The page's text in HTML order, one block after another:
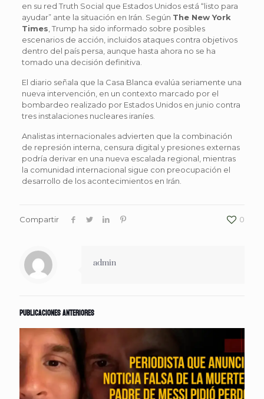
en su red Truth Social que Estados Unidos está “listo para
ayudar” ante la situación en Irán. Según The New York
Times , Trump ha sido informado sobre posibles
escenarios de acción, incluidos ataques contra objetivos
dentro del país persa, aunque hasta ahora no se ha
tomado una decisión definitiva.
El diario señala que la Casa Blanca evalúa seriamente una
nueva intervención, en un contexto marcado por el
bombardeo realizado por Estados Unidos en junio contra
tres instalaciones nucleares iraníes.
Analistas internacionales advierten que la combinación
de represión interna, censura digital y presiones externas
podría derivar en una nueva escalada regional, mientras
la comunidad internacional sigue con preocupación el
desarrollo de los acontecimientos en Irán.
Compartir 0
admin
Publicaciones anteriores